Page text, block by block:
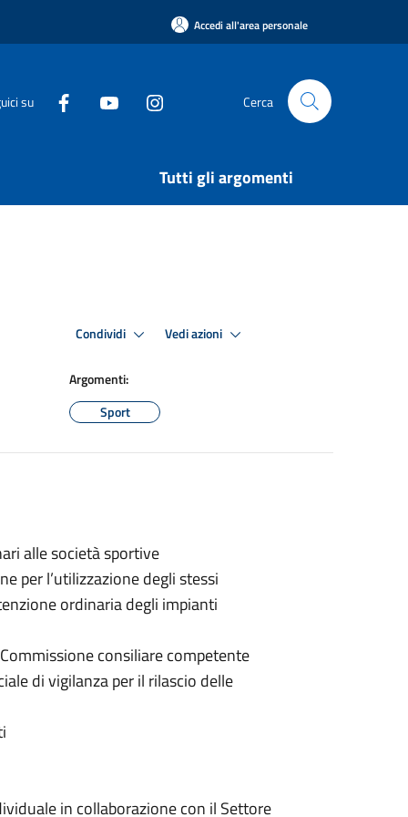
Accedi all'area personale
su Cerca
Tutti gli argomenti
Condividi Vedi azioni
Argomenti:
Sport
alle società sportive
per l’utilizzazione degli stessi
ordinaria degli impianti
consiliare competente
di vigilanza per il rilascio delle
in collaborazione con il Settore